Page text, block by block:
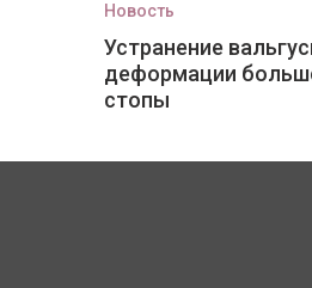
Новость
Устранение
деформации
стопы